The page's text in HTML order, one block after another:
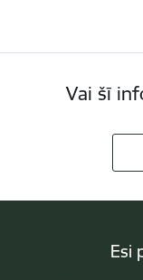
Vai šī
Esi